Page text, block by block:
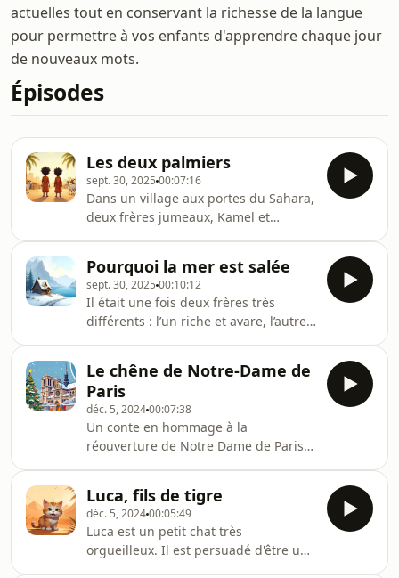
actuelles tout en conservant la richesse de la langue
pour permettre à vos enfants d'apprendre chaque jour
de nouveaux mots.
Épisodes
Les deux palmiers
sept. 30, 2025 00:07:16
Dans un village aux portes du Sahara,
deux frères jumeaux, Kamel et
Chacun, persuadé de pouvoir
s’occuper seul de son bien, néglige
l’autre partie de son héritage. Kamel
se consacre uniquement à son
palmier, oubliant ses chèvres, tandis
que Salaheddine veille sur son
troupeau sans prêter attention à son
arbre.Mais lorsqu’une tem
Pourquoi la mer est salée
sept. 30, 2025 00:10:12
Il était une fois deux frères très
différents : l’un riche et avare, l’autre
entra dans leur vie. Capable de
produire tout ce qu&#39;on désire, ce
moulin devint une source de
prospérité pour le frère cadet, mais
d’ennuis pour l’aîné avide qui ne
savait pas comment s’en
servir.Découvrez cette légende
norvégienne fascinante qui e
Le chêne de Notre-Dame de
Paris
déc. 5, 202400:07:38
Un conte en hommage à la
réouverture de Notre Dame de Paris
https://www.youtube.com/playlist?
list=PLP869SseZ2Oz1bJFNeT48cChnRQPh6Zwh
Le Chêne de Noël : Un Conte Magique
à Notre-Dame de Paris 🌟 Dans une
Luca, fils de tigre
déc. 5, 202400:05:49
Luca est un petit chat très
orgueilleux. Il est persuadé d'être un